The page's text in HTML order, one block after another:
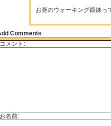
お昼のウォーキング鍛錬っ
Comments
コメント:
お名前: